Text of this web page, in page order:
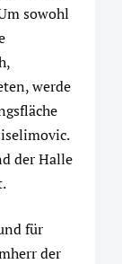
sowohl
werde
der Halle
für
der